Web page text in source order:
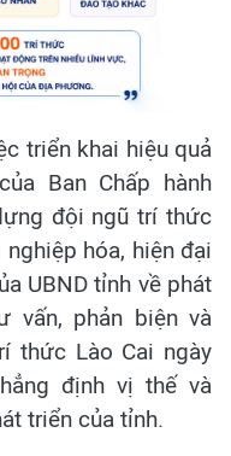
triển khai hiệu quả
Ban Chấp hành
đội ngũ trí thức
hóa, hiện đại
UBND tỉnh về phát
vấn, phản biện và
thức Lào Cai ngày
định vị thế và
triển của tỉnh.